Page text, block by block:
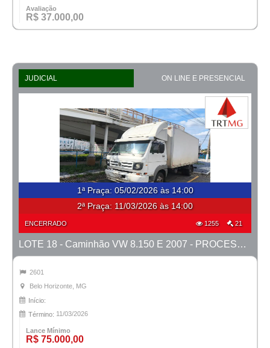
Avaliação
R$ 37.000,00
JUDICIAL ON LINE E PRESENCIAL
1ª Praça: 05/02/2026 às 14:00
2ª Praça: 11/03/2026 às 14:00
ENCERRADO 1255 21
LOTE 18 - Caminhão VW 8.150 E 2007 - PROCESSO 0011039-27.2023-42ª BH
2601
Belo Horizonte, MG
Início:
Término: 11/03/2026
Lance Mínimo
R$ 75.000,00